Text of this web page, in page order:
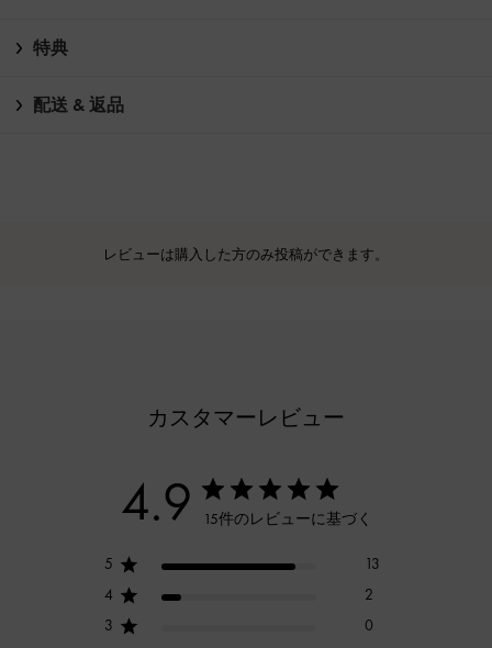
特典
配送 & 返品
レビューは購入した方のみ投稿ができます。
カスタマーレビュー
4.9 15件のレビューに基づく
5
13
4
2
3
0